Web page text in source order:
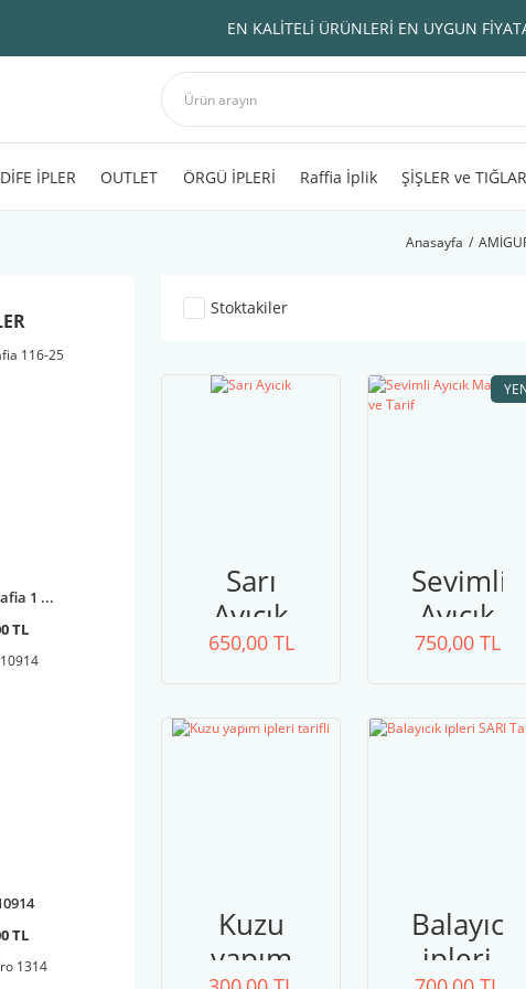
EN KALİTELİ ÜRÜNLERİ EN UYGUN
İPLER OUTLET ÖRGÜ İPLERİ Raffia İplik ŞİŞLER ve TIĞLAR
Anasayfa
1 ...
TL
TL
Stoktakiler
Sarı
Ayıcık
650,00 TL
Sevimli
Ayıcık
Malzeme
Tarif
750,00 TL
Kuzu
yapım
Balayıcık
ipleri